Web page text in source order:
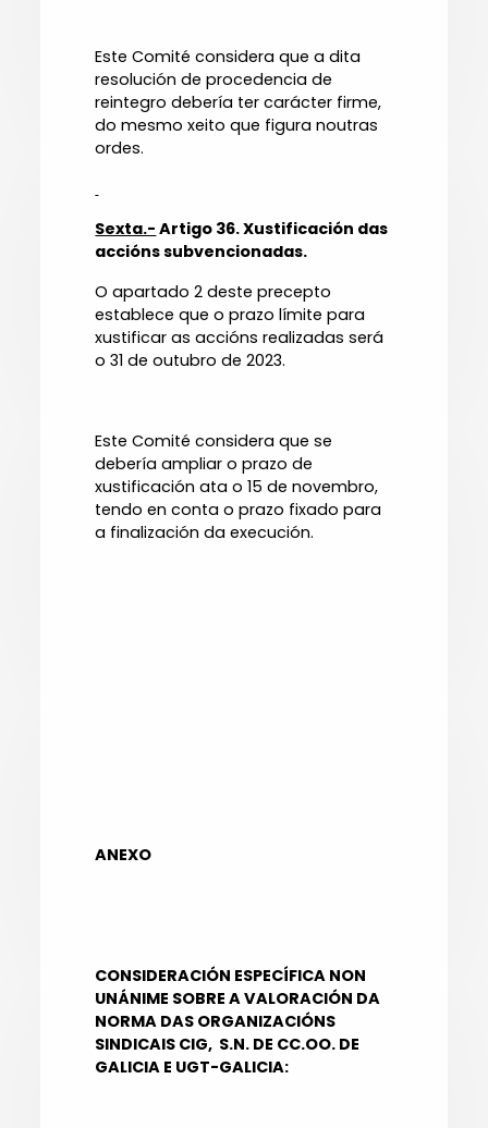
Este Comité considera que a dita
resolución de procedencia de
reintegro debería ter carácter firme,
do mesmo xeito que figura noutras
ordes.
Sexta.- Artigo 36. Xustificación das
accións subvencionadas.
O apartado 2 deste precepto
establece que o prazo límite para
xustificar as accións realizadas será
o 31 de outubro de 2023.
Este Comité considera que se
debería ampliar o prazo de
xustificación ata o 15 de novembro,
tendo en conta o prazo fixado para
a finalización da execución.
ANEXO
CONSIDERACIÓN ESPECÍFICA NON
UNÁNIME SOBRE A VALORACIÓN DA
NORMA DAS ORGANIZACIÓNS
SINDICAIS CIG, S.N. DE CC.OO. DE
GALICIA E UGT-GALICIA: